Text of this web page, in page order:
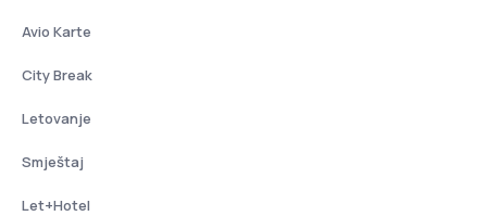
Avio Karte
City Break
Letovanje
Smještaj
Let+Hotel